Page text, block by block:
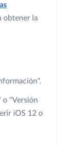
obtener la
o "Versión
iOS 12 o